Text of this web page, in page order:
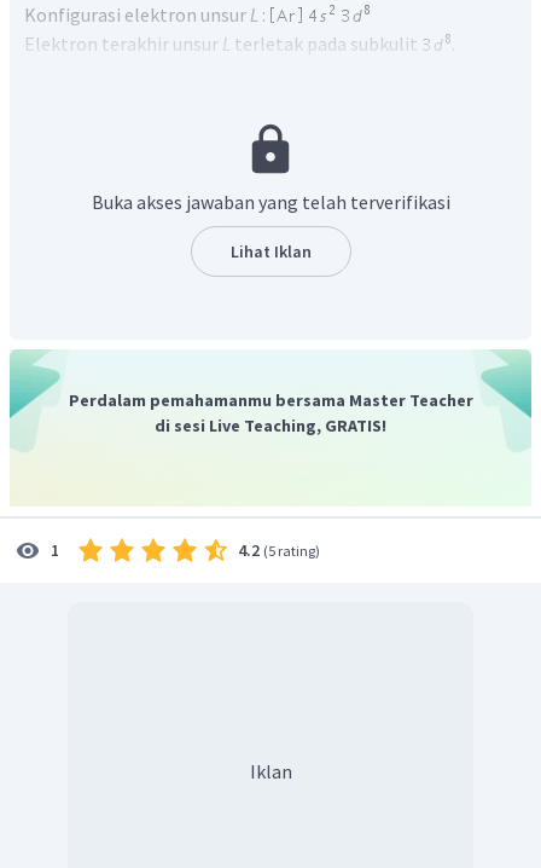
Konfigurasi elektron unsur L :
Elektron terakhir unsur L terletak pada subkulit .
Jadi, jumlah elektron tidak berpasangan pada unsur
Buka akses jawaban yang telah terverifikasi
Lihat Iklan
Perdalam pemahamanmu bersama Master Teacher
di sesi Live Teaching, GRATIS!
1 4.2 (5 rating)
Iklan